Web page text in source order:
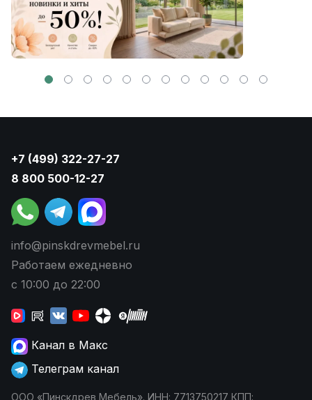
+7 (499) 322-27-27
8 800 500-12-27
info@pinskdrevmebel.ru
Работаем ежедневно
с 10:00 до 22:00
Канал в Макс
Телеграм канал
ООО «Пинскдрев Мебель». ИНН: 7713750217 КПП: